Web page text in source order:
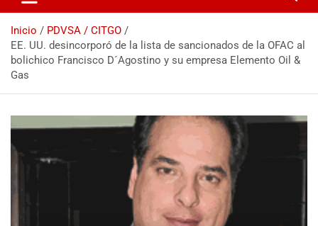
Inicio
PDVSA / CITGO
EE. UU. desincorporó de la lista de sancionados de la OFAC al
bolichico Francisco D´Agostino y su empresa Elemento Oil &
Gas